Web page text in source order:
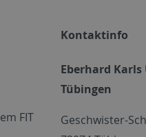
FIT
Kontaktinfo
Eberhard
Tübingen
Geschwister-